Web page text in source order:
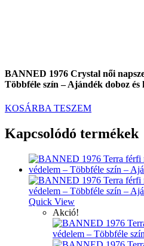
BANNED 1976 Crystal női
Többféle szín – Ajándék doboz és
KOSÁRBA TESZEM
Kapcsolódó termékek
Quick View
Akció!